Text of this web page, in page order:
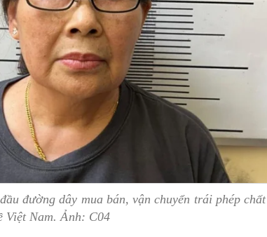
đường dây mua bán, vận chuyển trái phép chất
Việt Nam. Ảnh: C04